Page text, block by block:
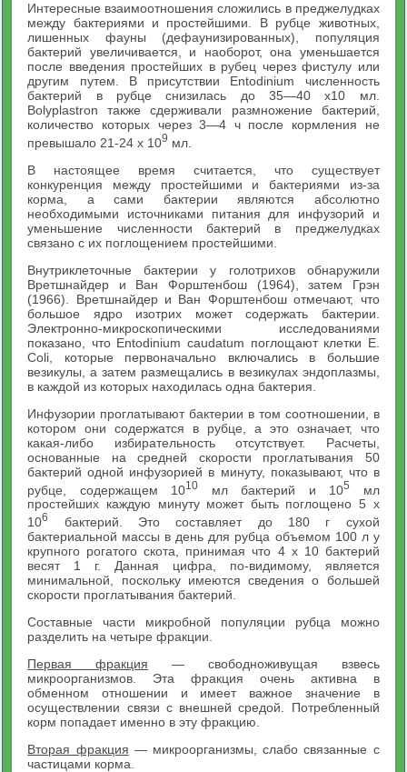
Интересные взаимоотношения сложились в преджелудках
между бактериями и простейшими. В рубце животных,
лишенных фауны (дефаунизированных), популяция
бактерий увеличивается, и наоборот, она уменьшается
после введения простейших в рубец через фистулу или
другим путем. В присутствии Entodinium численность
бактерий в рубце снизилась до 35—40 х10 мл.
Bolyplastron также сдерживали размножение бактерий,
количество которых через 3—4 ч после кормления не
превышало 21-24 х 109 мл.
В настоящее время считается, что существует
конкуренция между простейшими и бактериями из-за
корма, а сами бактерии являются абсолютно
необходимыми источниками питания для инфузорий и
уменьшение численности бактерий в преджелудках
связано с их поглощением простейшими.
Внутриклеточные бактерии у голотрихов обнаружили
Вретшнайдер и Ван Форштенбош (1964), затем Грэн
(1966). Вретшнайдер и Ван Форштенбош отмечают, что
большое ядро изотрих может содержать бактерии.
Электронно-микроскопическими исследованиями
показано, что Entodinium caudatum поглощают клетки Е.
Coli, которые первоначально включались в большие
везикулы, а затем размещались в везикулах эндоплазмы,
в каждой из которых находилась одна бактерия.
Инфузории проглатывают бактерии в том соотношении, в
котором они содержатся в рубце, а это означает, что
какая-либо избирательность отсутствует. Расчеты,
основанные на средней скорости проглатывания 50
бактерий одной инфузорией в минуту, показывают, что в
рубце, содержащем 1010 мл бактерий и 105
мл
простейших каждую минуту может быть поглощено 5 х
106
бактерий. Это составляет до 180 г сухой
бактериальной массы в день для рубца объемом 100 л у
крупного рогатого скота, принимая что 4 х 10 бактерий
весят 1 г. Данная цифра, по-видимому, является
минимальной, поскольку имеются сведения о большей
скорости проглатывания бактерий.
Составные части микробной популяции рубца можно
разделить на четыре фракции.
Первая фракция — свободноживущая взвесь
микроорганизмов. Эта фракция очень активна в
обменном отношении и имеет важное значение в
осуществлении связи с внешней средой. Потребленный
корм попадает именно в эту фракцию.
Вторая фракция — микроорганизмы, слабо связанные с
частицами корма.